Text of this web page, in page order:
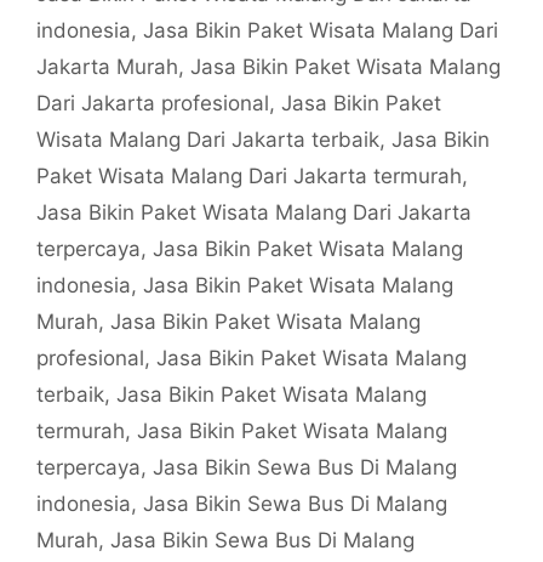
indonesia, Jasa Bikin Paket Wisata Malang Dari
Jakarta Murah, Jasa Bikin Paket Wisata Malang
Dari Jakarta profesional, Jasa Bikin Paket
Wisata Malang Dari Jakarta terbaik, Jasa Bikin
Paket Wisata Malang Dari Jakarta termurah,
Jasa Bikin Paket Wisata Malang Dari Jakarta
terpercaya, Jasa Bikin Paket Wisata Malang
indonesia, Jasa Bikin Paket Wisata Malang
Murah, Jasa Bikin Paket Wisata Malang
profesional, Jasa Bikin Paket Wisata Malang
terbaik, Jasa Bikin Paket Wisata Malang
termurah, Jasa Bikin Paket Wisata Malang
terpercaya, Jasa Bikin Sewa Bus Di Malang
indonesia, Jasa Bikin Sewa Bus Di Malang
Murah, Jasa Bikin Sewa Bus Di Malang